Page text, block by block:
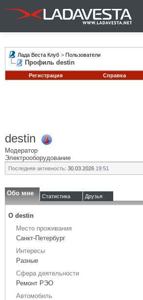
Лада Веста Клуб > Пользователи
Профиль destin
Регистрация Справка
destin
Модератор
Электрооборудование
Последняя активность: 30.03.2026 19:51
Обо мне Статистика Друзья
О destin
Место проживания
Санкт-Петербург
Интересы
Разные
Сфера деятельности
Ремонт РЭО
Автомобиль